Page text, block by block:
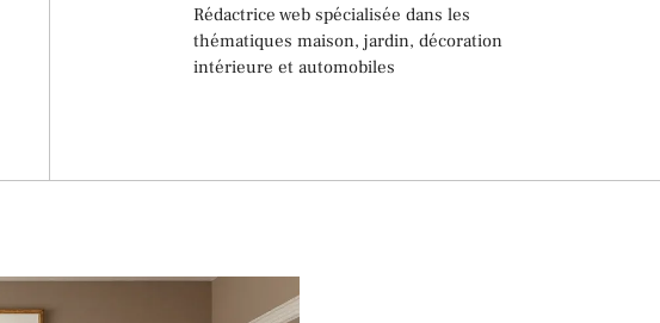
Rédactrice web spécialisée dans les
thématiques maison, jardin, décoration
intérieure et automobiles